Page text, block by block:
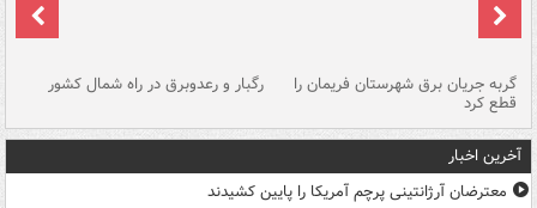
گربه جریان برق شهرستان فریمان را
قطع کرد
رگبار و رعدوبرق در راه شمال کشور
آخرین اخبار
معترضان آرژانتینی پرچم آمریکا را پایین کشیدند